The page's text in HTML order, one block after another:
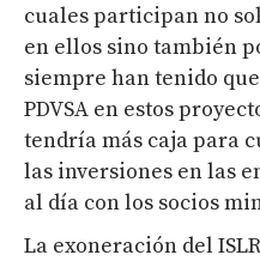
cuales participan no
en ellos sino también
siempre han tenido
PDVSA en estos
tendría más caja para
las inversiones en las
al día con los socios
La exoneración del